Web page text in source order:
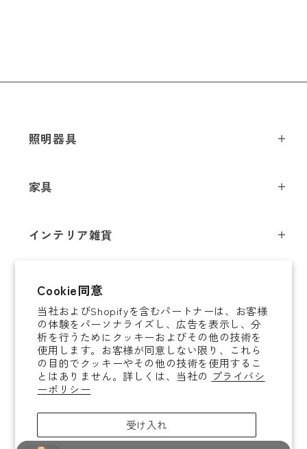
Cookie同意
当社およびShopifyを含むパートナーは、お客様
の体験をパーソナライズし、広告を表示し、分
析を行うためにクッキーおよびその他の技術を
使用します。お客様が同意しない限り、これら
の目的でクッキーやその他の技術を使用するこ
とはありません。詳しくは、当社の プライバシ
ーポリシー
受け入れ
照明器具
シーリングライト
テーブルライト
ブラケットライト
タスクライト
ポータブルライト
和風照明
その他照明 / パーツ
電球
家具
チェア
ソファ / ベンチ
デスク
ミラー
収納家具
コートハンガー
傘立て
その他家具
インテリア雑貨
オブジェ
掛時計
置時計
腕時計
花器
テーブルウェア
ホームアクセサリー
即納商品
即納商品
ご案内
法人取引のご案内
About YAMAGIWA
ショッピングガイド
お知らせ
ご利用ガイド